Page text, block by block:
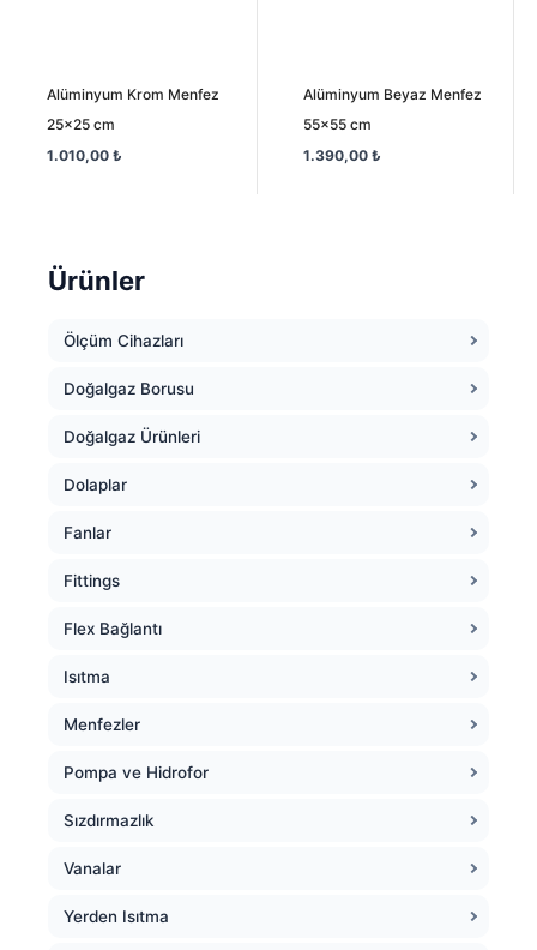
Alüminyum Krom Menfez
25×25 cm
1.010,00₺
Alüminyum Beyaz Menfez
55×55 cm
1.390,00₺
Ürünler
Ölçüm Cihazları
Doğalgaz Borusu
Doğalgaz Ürünleri
Dolaplar
Fanlar
Fittings
Flex Bağlantı
Isıtma
Menfezler
Pompa ve Hidrofor
Sızdırmazlık
Vanalar
Yerden Isıtma